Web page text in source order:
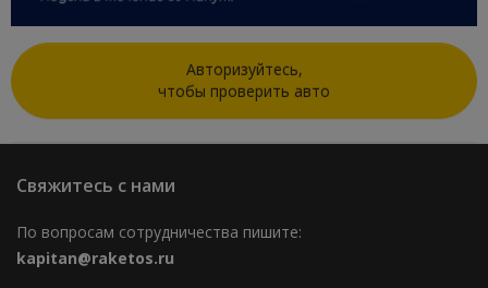
Авторизуйтесь,
чтобы проверить авто
Свяжитесь с нами
По вопросам сотрудничества пишите:
kapitan@raketos.ru